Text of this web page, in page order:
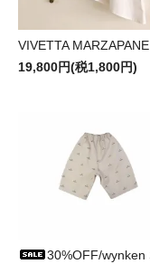
VIVETTA MARZAPANE
19,800円(税1,800円)
30%OFF/wynken